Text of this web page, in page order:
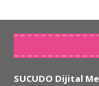
SUCUDO Dijital